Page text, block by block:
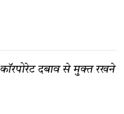
कॉरपोरेट दबाव से मुक्त रखने